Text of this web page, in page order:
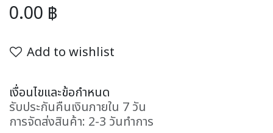
0.00 ฿
Add to wishlist
เงื่อนไขและข้อกำหนด
รับประกันคืนเงินภายใน 7 วัน
การจัดส่งสินค้า: 2-3 วันทำการ